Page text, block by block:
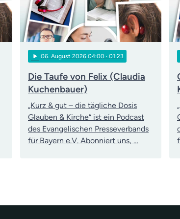
play_arrow 06 . August 2026 04:00 · 01:23
Die Taufe von Felix (Claudia
Kuchenbauer)
„Kurz & gut – die tägliche Dosis
Glauben & Kirche“ ist ein Podcast
des Evangelischen Presseverbands
für Bayern e.V. Abonniert uns, …